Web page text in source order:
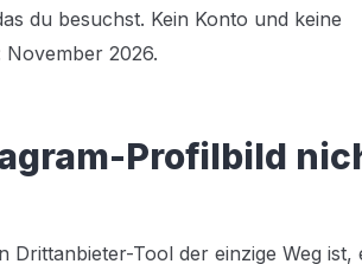
du besuchst. Kein Konto und keine
November 2026.
Profilbild
Tool der einzige Weg ist,